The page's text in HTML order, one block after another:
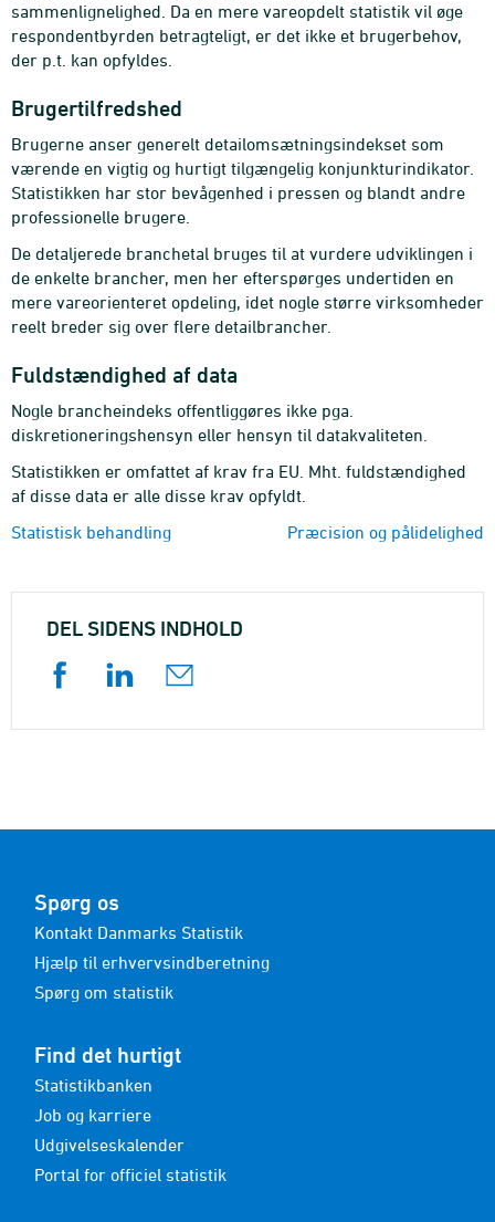
sammenlignelighed. Da en mere vareopdelt statistik vil øge
respondentbyrden betragteligt, er det ikke et brugerbehov,
der p.t. kan opfyldes.
Brugertilfredshed
Brugerne anser generelt detailomsætningsindekset som
værende en vigtig og hurtigt tilgængelig konjunkturindikator.
Statistikken har stor bevågenhed i pressen og blandt andre
professionelle brugere.
De detaljerede branchetal bruges til at vurdere udviklingen i
de enkelte brancher, men her efterspørges undertiden en
mere vareorienteret opdeling, idet nogle større virksomheder
reelt breder sig over flere detailbrancher.
Fuldstændighed af data
Nogle brancheindeks offentliggøres ikke pga.
diskretioneringshensyn eller hensyn til datakvaliteten.
Statistikken er omfattet af krav fra EU. Mht. fuldstændighed
af disse data er alle disse krav opfyldt.
Statistisk behandling
Præcision og pålidelighed
DEL SIDENS INDHOLD
Spørg os
Kontakt Danmarks Statistik
Hjælp til erhvervsindberetning
Spørg om statistik
Find det hurtigt
Statistikbanken
Job og karriere
Udgivelseskalender
Portal for officiel statistik